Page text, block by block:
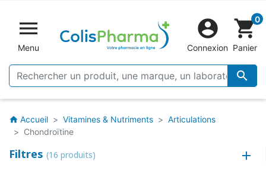

Menu


Connexion
shopping_cart0
Panier
home Accueil Vitamines & Nutriments
Articulations
Chondroïtine
Filtres (16 produits)